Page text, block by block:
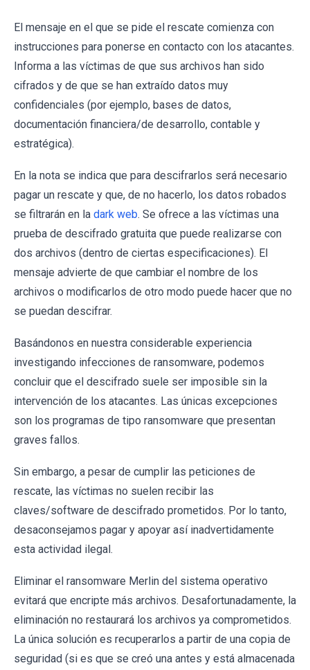
El mensaje en el que se pide el rescate comienza con
instrucciones para ponerse en contacto con los atacantes.
Informa a las víctimas de que sus archivos han sido
cifrados y de que se han extraído datos muy
confidenciales (por ejemplo, bases de datos,
documentación financiera/de desarrollo, contable y
estratégica).
En la nota se indica que para descifrarlos será necesario
pagar un rescate y que, de no hacerlo, los datos robados
se filtrarán en la dark web. Se ofrece a las víctimas una
prueba de descifrado gratuita que puede realizarse con
dos archivos (dentro de ciertas especificaciones). El
mensaje advierte de que cambiar el nombre de los
archivos o modificarlos de otro modo puede hacer que no
se puedan descifrar.
Basándonos en nuestra considerable experiencia
investigando infecciones de ransomware, podemos
concluir que el descifrado suele ser imposible sin la
intervención de los atacantes. Las únicas excepciones
son los programas de tipo ransomware que presentan
graves fallos.
Sin embargo, a pesar de cumplir las peticiones de
rescate, las víctimas no suelen recibir las
claves/software de descifrado prometidos. Por lo tanto,
desaconsejamos pagar y apoyar así inadvertidamente
esta actividad ilegal.
Eliminar el ransomware Merlin del sistema operativo
evitará que encripte más archivos. Desafortunadamente, la
eliminación no restaurará los archivos ya comprometidos.
La única solución es recuperarlos a partir de una copia de
seguridad (si es que se creó una antes y está almacenada